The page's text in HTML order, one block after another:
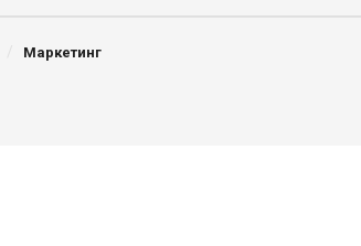
Маркетинг